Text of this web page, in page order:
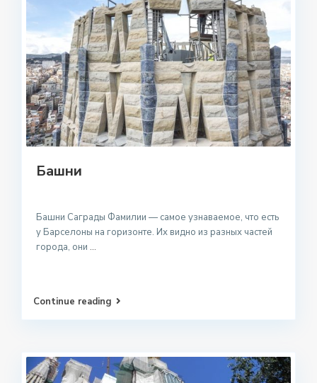
Башни
Башни Саграды Фамилии — самое узнаваемое, что есть
у Барселоны на горизонте. Их видно из разных частей
города, они ...
Continue reading